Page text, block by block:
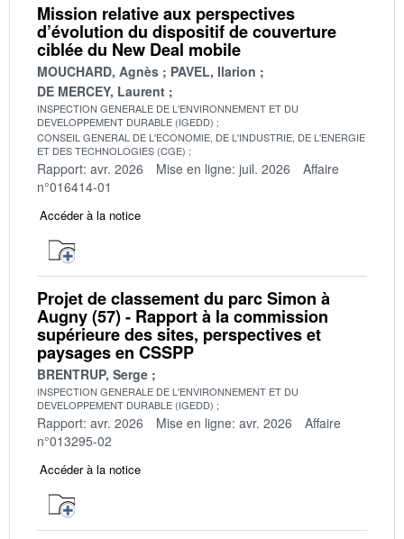
Mission relative aux perspectives
d’évolution du dispositif de couverture
ciblée du New Deal mobile
MOUCHARD, Agnès
PAVEL, Ilarion
DE MERCEY, Laurent
INSPECTION GENERALE DE L'ENVIRONNEMENT ET DU
DEVELOPPEMENT DURABLE (IGEDD)
CONSEIL GENERAL DE L'ECONOMIE, DE L'INDUSTRIE, DE L'ENERGIE
ET DES TECHNOLOGIES (CGE)
Rapport: avr. 2026 Mise en ligne: juil. 2026
Affaire
n°016414-01
Accéder à la notice
Projet de classement du parc Simon à
Augny (57) - Rapport à la commission
supérieure des sites, perspectives et
paysages en CSSPP
BRENTRUP, Serge
INSPECTION GENERALE DE L'ENVIRONNEMENT ET DU
DEVELOPPEMENT DURABLE (IGEDD)
Rapport: avr. 2026 Mise en ligne: avr. 2026
Affaire
n°013295-02
Accéder à la notice